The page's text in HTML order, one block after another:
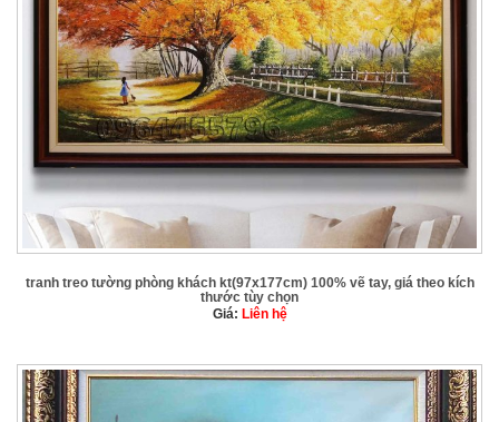
tranh treo tường phòng khách kt(97x177cm) 100% vẽ tay, giá theo kích
thước tùy chọn
Giá: Liên hệ